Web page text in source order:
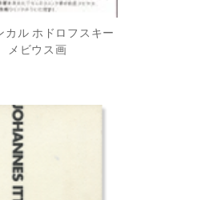
カル ホドロフスキー
ビウス画